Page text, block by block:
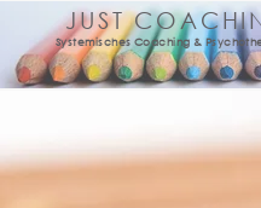
Systemisches Coaching &
JUST